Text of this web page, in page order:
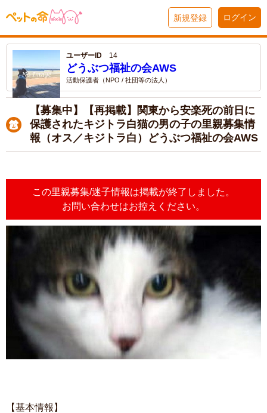
新規登録 ログイン
ユーザーID 14
どうぶつ福祉の会AWS
活動保護者（NPO / 社団等の法人）
【募集中】【再掲載】関東から安楽死の前日に
保護されたキジトラ白猫の男の子の里親募集情
報（オス／キジトラ白）どうぶつ福祉の会AWS
この里親募集/迷子情報は掲載が終了しました。
お問い合わせはお控えください。
【基本情報】